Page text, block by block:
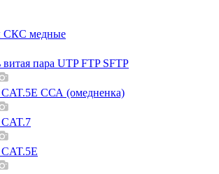
СКС медные
витая пара UTP FTP SFTP
ССА (омедненка)